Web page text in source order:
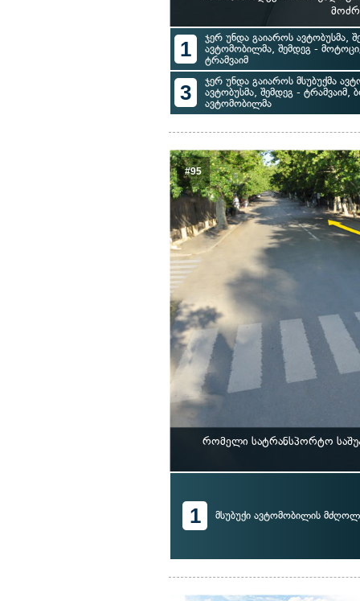
1
ჯერ უნდა გაიაროს ავტობუსმა,
ავტომობილმა, შემდეგ -
ტრამვაიმ
3
ჯერ უნდა გაიაროს მსუბუქმა
ავტობუსმა, შემდეგ -
ავტომობილმა
#95
რომელი სატრანსპორტო
1 მსუბუქი ავტომობილის